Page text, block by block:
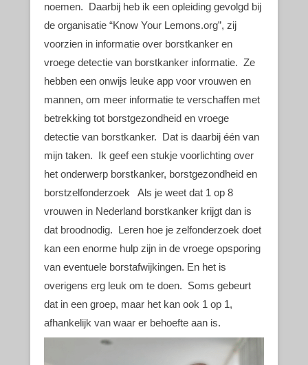
noemen. Daarbij heb ik een opleiding gevolgd bij
de organisatie “Know Your Lemons.org”, zij
voorzien in informatie over borstkanker en
vroege detectie van borstkanker informatie. Ze
hebben een onwijs leuke app voor vrouwen en
mannen, om meer informatie te verschaffen met
betrekking tot borstgezondheid en vroege
detectie van borstkanker. Dat is daarbij één van
mijn taken. Ik geef een stukje voorlichting over
het onderwerp borstkanker, borstgezondheid en
borstzelfonderzoek Als je weet dat 1 op 8
vrouwen in Nederland borstkanker krijgt dan is
dat broodnodig. Leren hoe je zelfonderzoek doet
kan een enorme hulp zijn in de vroege opsporing
van eventuele borstafwijkingen. En het is
overigens erg leuk om te doen. Soms gebeurt
dat in een groep, maar het kan ook 1 op 1,
afhankelijk van waar er behoefte aan is.